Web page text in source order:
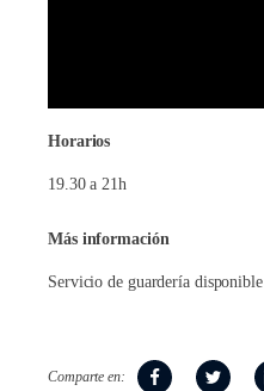
Horarios
19.30 a 21h
Más información
Servicio de guardería disponible
Comparte en: